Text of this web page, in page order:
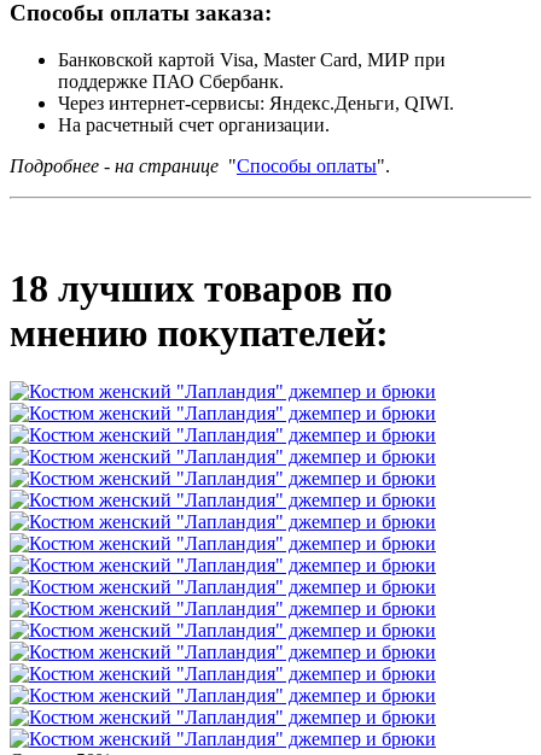
Способы оплаты заказа:
Банковской картой Visa, Master Card, МИР при
поддержке ПАО Сбербанк.
Через интернет-сервисы: Яндекс.Деньги, QIWI.
На расчетный счет организации.
Подробнее - на странице "Способы оплаты".
18 лучших товаров по
мнению покупателей: